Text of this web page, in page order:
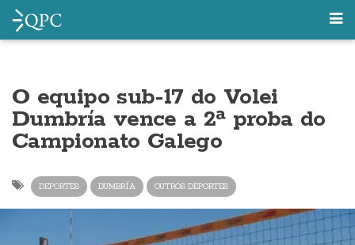
O equipo sub-17 do Volei
Dumbría vence a 2ª proba do
Campionato Galego
DEPORTES DUMBRÍA OUTROS DEPORTES